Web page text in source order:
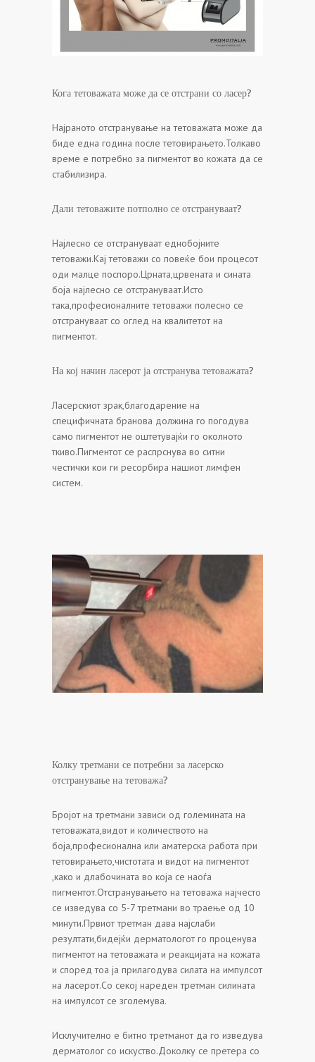
Кога тетоважата може да се отстрани со ласер?
Најраното отстранување на тетоважата може да
биде една година после тетовирањето.Толкаво
време е потребно за пигментот во кожата да се
стабилизира.
Дали тетоважите потполно се отстрануваат?
Најлесно се отстрануваат еднобојните
тетоважи.Кај тетоважи со повеќе бои процесот
оди малце поспоро.Црната,црвената и сината
боја најлесно се отстрануваат.Исто
така,професионалните тетоважи полесно се
отстрануваат со оглед на квалитетот на
пигментот.
На кој начин ласерот ја отстранува тетоважата?
Ласерскиот зрак,благодарение на
специфичната бранова должина го погодува
само пигментот не оштетувајќи го околното
ткиво.Пигментот се распрснува во ситни
честички кои ги ресорбира нашиот лимфен
систем.
Колку третмани се потребни за ласерско
отстранување на тетоважа?
Бројот на третмани зависи од големината на
тетоважата,видот и количеството на
боја,професионална или аматерска работа при
тетовирањето,чистотата и видот на пигментот
,како и длабочината во која се наоѓа
пигментот.Отстранувањето на тетоважа најчесто
се изведува со 5-7 третмани во траење од 10
минути.Првиот третман дава најслаби
резултати,бидејќи дерматологот го проценува
пигментот на тетоважата и реакцијата на кожата
и според тоа ја прилагодува силата на импулсот
на ласерот.Со секој нареден третман силината
на импулсот се зголемува.
Исклучително е битно третманот да го изведува
дерматолог со искуство.Доколку се претера со